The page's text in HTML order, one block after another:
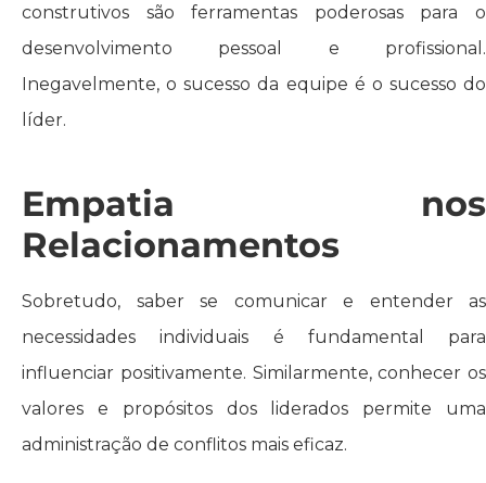
construtivos são ferramentas poderosas para o
desenvolvimento pessoal e profissional.
Inegavelmente, o sucesso da equipe é o sucesso do
líder.
Empatia nos
Relacionamentos
Sobretudo, saber se comunicar e entender as
necessidades individuais é fundamental para
influenciar positivamente. Similarmente, conhecer os
valores e propósitos dos liderados permite uma
administração de conflitos mais eficaz.